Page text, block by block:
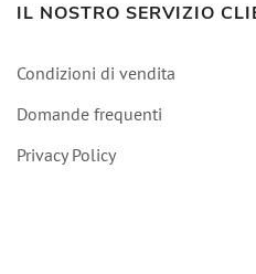
IL NOSTRO SERVIZIO
Condizioni di vendita
Domande frequenti
Privacy Policy